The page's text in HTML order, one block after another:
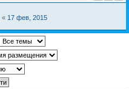
« 17 фев, 2015